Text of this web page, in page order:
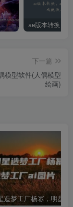
ae真人特效视频，大学生第一次做ppt怎么做
下一篇
模型软件(人偶模型
绘画)